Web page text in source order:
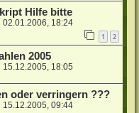
Hilfe bitte
02.01.2006, 18:24
1 2
2005
15.12.2005, 18:05
oder verringern ???
15.12.2005, 09:44